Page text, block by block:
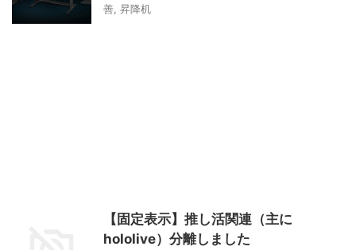
善 昇降机
【固定表示】推し活関連（主に
hololive）分離しました